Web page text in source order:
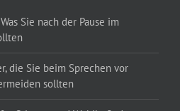
Sie nach der Pause im
die Sie beim Sprechen vor
sollten